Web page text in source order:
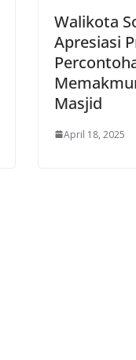
Walikota
Apresiasi
Masjid
April 18, 2025